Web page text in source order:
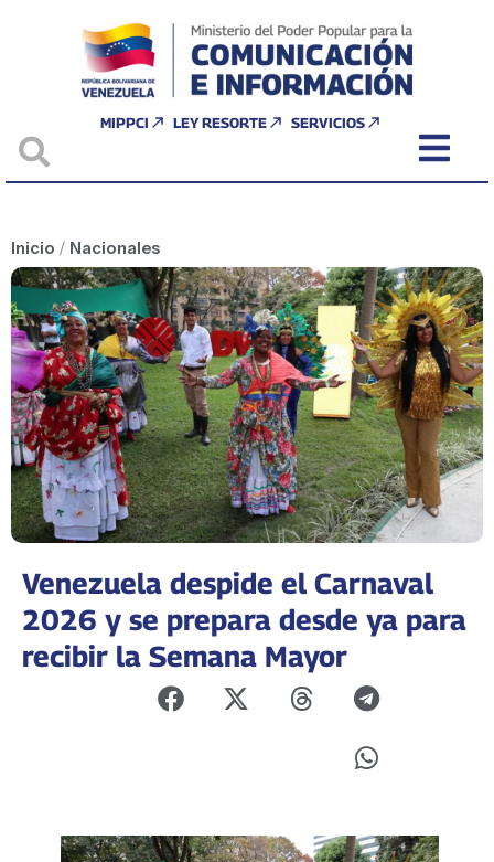
MIPPCI LEY RESORTE SERVICIOS
Inicio / Nacionales
Venezuela despide el Carnaval
2026 y se prepara desde ya para
recibir la Semana Mayor